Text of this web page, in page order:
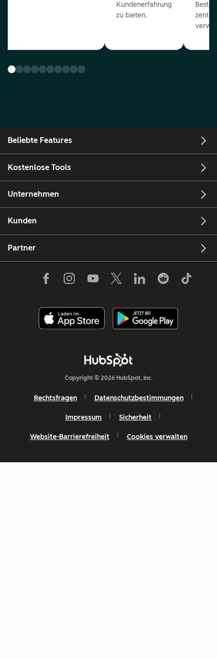
Kundenerfahrung
zu bieten.
Beliebte Features
Kostenlose Tools
Unternehmen
Kunden
Partner
Copyright © 2026 HubSpot, Inc.
Rechtsfragen Datenschutzbestimmungen
Impressum Sicherheit
Website-Barrierefreiheit Cookies verwalten